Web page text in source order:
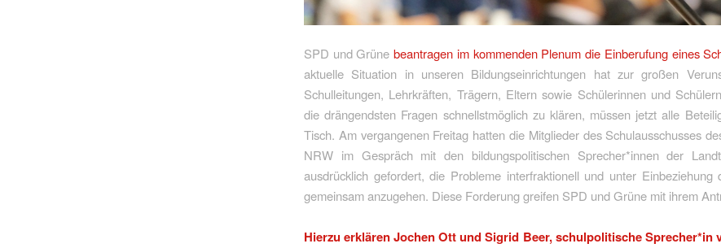
SPD und Grünebeantragen im kommenden Plenum die Einberufung eines
aktuelle Situation in unseren Bildungseinrichtungen hat zur großen
Schulleitungen, Lehrkräften, Trägern, Eltern sowie Schülerinnen und
die drängendsten Fragen schnellstmöglich zu klären, müssen jetzt alle
Tisch. Am vergangenen Freitag hatten die Mitglieder des Schulausschusses
NRW im Gespräch mit den bildungspolitischen Sprecher*innen der
ausdrücklich gefordert, die Probleme interfraktionell und unter Einbeziehung
gemeinsam anzugehen. Diese Forderung greifen SPD und Grüne mit ihrem
Hierzu erklären Jochen Ott und Sigrid Beer, schulpolitische Sprecher*in